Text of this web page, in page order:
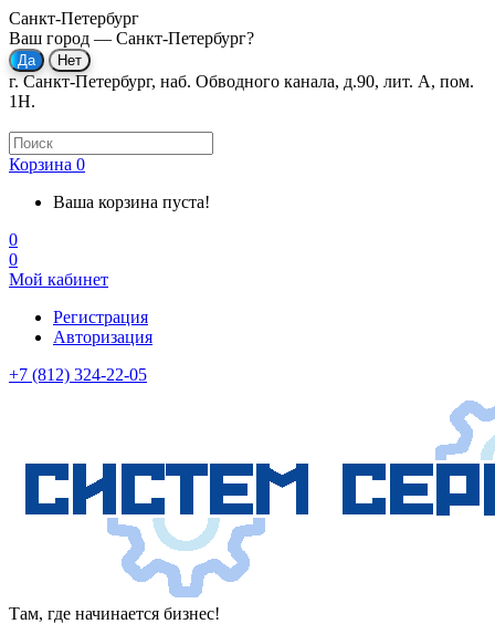
Санкт-Петербург
Ваш город — Санкт-Петербург?
г. Санкт-Петербург, наб. Обводного канала, д.90, лит. А, пом.
1Н.
Корзина 0
Ваша корзина пуста!
0
0
Мой кабинет
Регистрация
Авторизация
+7 (812) 324-22-05
Там, где начинается бизнес!